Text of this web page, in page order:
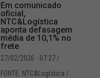
Em comunicado
oficial,
NTC&Logística
aponta defasagem
média de 10,1% no
frete
27/02/2026 - 07:27/
FONTE: NTC&Logística /